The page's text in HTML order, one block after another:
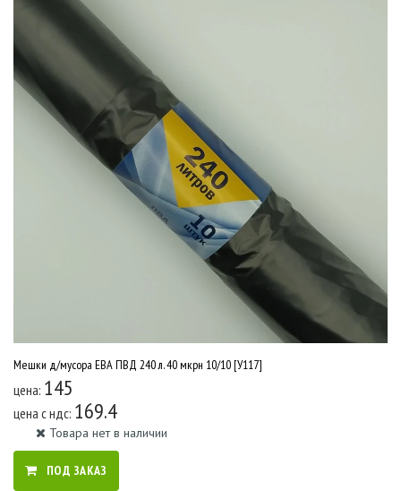
Мешки д/мусора ЕВА ПВД 240 л. 40 мкрн 10/10 [У117]
цена: 145
цена c ндс: 169.4
Товара нет в наличии
ПОД ЗАКАЗ